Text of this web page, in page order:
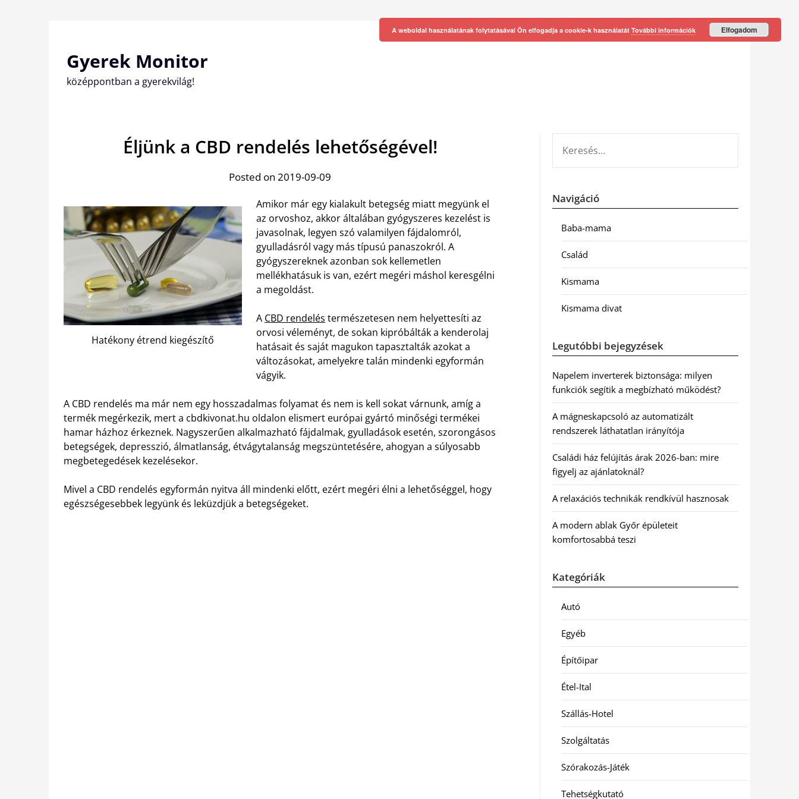
Gyerek Monitor
középpontban a gyerekvilág!
Éljünk a CBD rendelés lehetőségével!
Posted on 2019-09-09
Hatékony étrend kiegészítő
Amikor már egy kialakult betegség miatt megyünk el
az orvoshoz, akkor általában gyógyszeres kezelést is
javasolnak, legyen szó valamilyen fájdalomról,
gyulladásról vagy más típusú panaszokról. A
gyógyszereknek azonban sok kellemetlen
mellékhatásuk is van, ezért megéri máshol keresgélni
a megoldást.
A CBD rendelés természetesen nem helyettesíti az
orvosi véleményt, de sokan kipróbálták a kenderolaj
hatásait és saját magukon tapasztalták azokat a
változásokat, amelyekre talán mindenki egyformán
vágyik.
A CBD rendelés ma már nem egy hosszadalmas folyamat és nem is kell sokat várnunk, amíg a
termék megérkezik, mert a cbdkivonat.hu oldalon elismert európai gyártó minőségi termékei
hamar házhoz érkeznek. Nagyszerűen alkalmazható fájdalmak, gyulladások esetén, szorongásos
betegségek, depresszió, álmatlanság, étvágytalanság megszüntetésére, ahogyan a súlyosabb
megbetegedések kezelésekor.
Mivel a CBD rendelés egyformán nyitva áll mindenki előtt, ezért megéri élni a lehetőséggel, hogy
egészségesebbek legyünk és leküzdjük a betegségeket.
Navigáció
Baba-mama
Család
Kismama
Kismama divat
Legutóbbi bejegyzések
Napelem inverterek biztonsága: milyen
funkciók segítik a megbízható működést?
A mágneskapcsoló az automatizált
rendszerek láthatatlan irányítója
Családi ház felújítás árak 2026-ban: mire
figyelj az ajánlatoknál?
A relaxációs technikák rendkívül hasznosak
A modern ablak Győr épületeit
komfortosabbá teszi
Kategóriák
Autó
Egyéb
Építőipar
Étel-Ital
Szállás-Hotel
Szolgáltatás
Szórakozás-Játék
Tehetségkutató
A weboldal használatának folytatásával Ön elfogadja a cookie-k használatát További információk Elfogadom